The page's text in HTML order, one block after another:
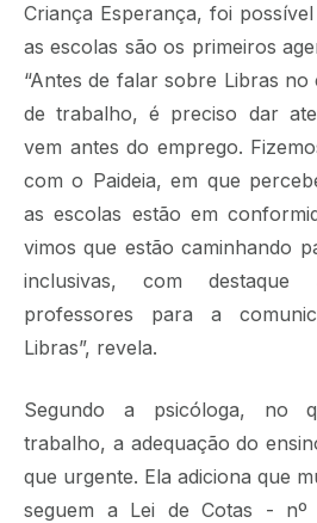
Criança Esperança, foi
as escolas são os primeiros
“Antes de falar sobre Libras
de trabalho, é preciso dar
vem antes do emprego.
com o Paideia, em que
as escolas estão em
vimos que estão caminhando
inclusivas, com
professores para a
Libras”, revela.
Segundo a psicóloga, no
trabalho, a adequação do
que urgente. Ela adiciona que
seguem a Lei de Cotas - nº